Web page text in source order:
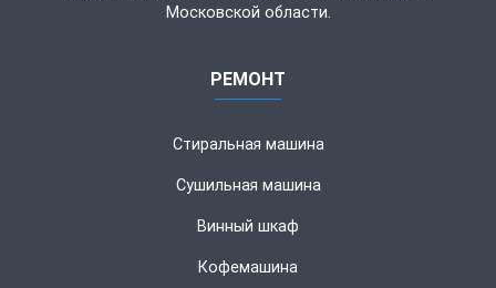
Московской области.
РЕМОНТ
Стиральная машина
Сушильная машина
Винный шкаф
Кофемашина